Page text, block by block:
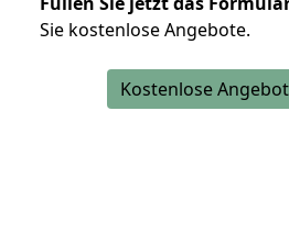
Sie kostenlose Angebote.
Kostenlose